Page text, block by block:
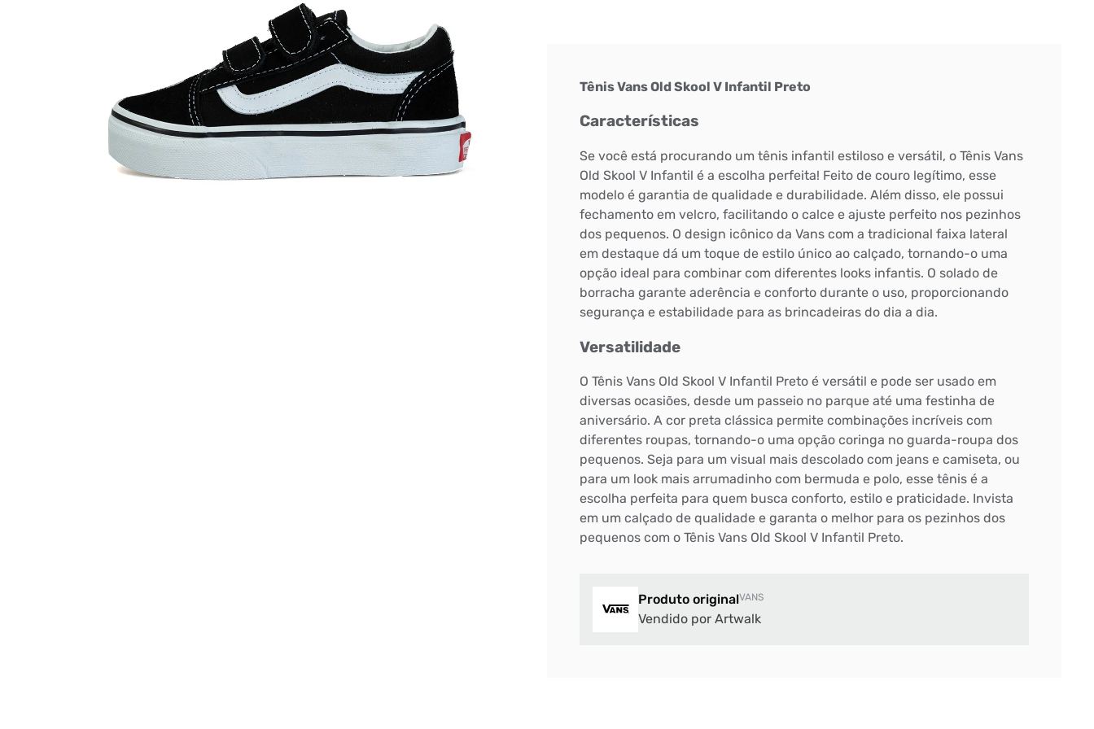
Tênis Vans Old Skool V Infantil Preto
Características
Se você está procurando um tênis infantil estiloso e versátil, o Tênis Vans
Old Skool V Infantil é a escolha perfeita! Feito de couro legítimo, esse
modelo é garantia de qualidade e durabilidade. Além disso, ele possui
fechamento em velcro, facilitando o calce e ajuste perfeito nos pezinhos
dos pequenos. O design icônico da Vans com a tradicional faixa lateral
em destaque dá um toque de estilo único ao calçado, tornando-o uma
opção ideal para combinar com diferentes looks infantis. O solado de
borracha garante aderência e conforto durante o uso, proporcionando
segurança e estabilidade para as brincadeiras do dia a dia.
Versatilidade
O Tênis Vans Old Skool V Infantil Preto é versátil e pode ser usado em
diversas ocasiões, desde um passeio no parque até uma festinha de
aniversário. A cor preta clássica permite combinações incríveis com
diferentes roupas, tornando-o uma opção coringa no guarda-roupa dos
pequenos. Seja para um visual mais descolado com jeans e camiseta, ou
para um look mais arrumadinho com bermuda e polo, esse tênis é a
escolha perfeita para quem busca conforto, estilo e praticidade. Invista
em um calçado de qualidade e garanta o melhor para os pezinhos dos
pequenos com o Tênis Vans Old Skool V Infantil Preto.
Produto originalVANS
Vendido por Artwalk